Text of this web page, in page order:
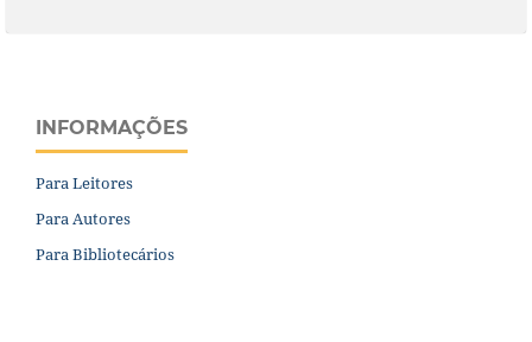
INFORMAÇÕES
Para Leitores
Para Autores
Para Bibliotecários